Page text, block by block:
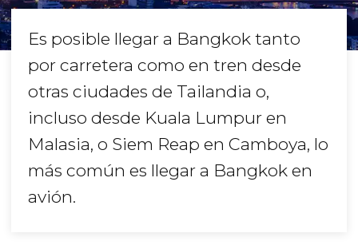
Es posible llegar a Bangkok tanto
por carretera como en tren desde
otras ciudades de Tailandia o,
incluso desde Kuala Lumpur en
Malasia, o Siem Reap en Camboya, lo
más común es llegar a Bangkok en
avión.